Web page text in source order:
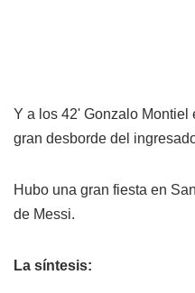
Y a los 42' Gonzalo Montiel
gran desborde del
Hubo una gran fiesta en
de Messi.
La síntesis: